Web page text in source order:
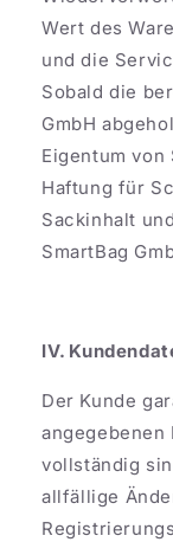
Wert des
und die
Sobald die
GmbH
Eigentum von
Haftung für
Sackinhalt
SmartBag
IV.
Der Kunde
angegebenen
vollständig
allfällige